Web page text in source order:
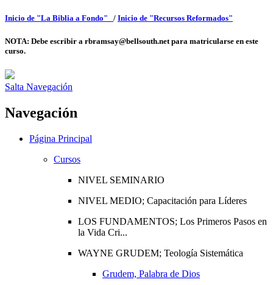
Inicio de "La Biblia a Fondo" / Inicio de "Recursos Reformados"
NOTA: Debe escribir a rbramsay@bellsouth.net para matricularse en este
curso.
Salta Navegación
Navegación
Página Principal
Cursos
NIVEL SEMINARIO
NIVEL MEDIO; Capacitación para Líderes
LOS FUNDAMENTOS; Los Primeros Pasos en
la Vida Cri...
WAYNE GRUDEM; Teología Sistemática
Grudem, Palabra de Dios